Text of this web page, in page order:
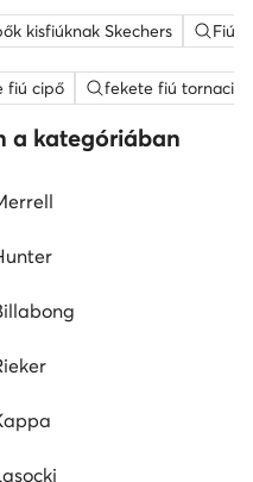
kisfiúknak Skechers Fiú
fiú cipő fekete fiú
a kategóriában